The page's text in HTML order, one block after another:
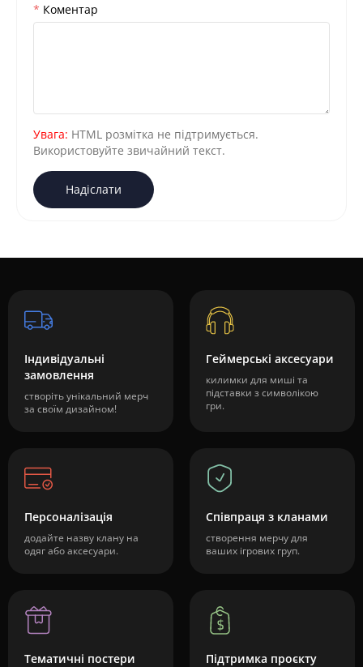
Коментар
Увага: HTML розмітка не підтримується.
Використовуйте звичайний текст.
Надіслати
Індивідуальні
замовлення
створіть унікальний мерч
за своїм дизайном!
Геймерські аксесуари
килимки для миші та
підставки з символікою
гри.
Персоналізація
додайте назву клану на
одяг або аксесуари.
Співпраця з кланами
створення мерчу для
ваших ігрових груп.
Тематичні постери Підтримка проєкту